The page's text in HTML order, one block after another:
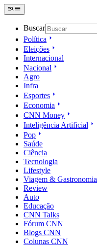
Buscar
Política
Eleições
Internacional
Nacional
Agro
Infra
Esportes
Economia
CNN Money
Inteligência Artificial
Pop
Saúde
Ciência
Tecnologia
Lifestyle
Viagem & Gastronomia
Review
Auto
Educação
CNN Talks
Fórum CNN
Blogs CNN
Colunas CNN